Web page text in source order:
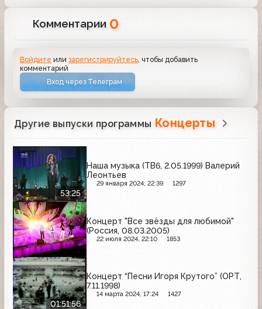
Комментарии 0
Войдите илизарегистрируйтесь , чтобы добавить
комментарий
Вход через Телеграм
Другие выпуски программы Концерты
53:25
Наша музыка (ТВ6, 2.05.1999) Валерий
Леонтьев
29 января 2024, 22:39 1297
Концерт "Все звёзды для любимой"
(Россия, 08.03.2005)
22 июля 2024, 22:10 1853
01:51:56
Концерт “Песни Игоря Крутого” (ОРТ,
7.11.1998)
14 марта 2024, 17:24 1427